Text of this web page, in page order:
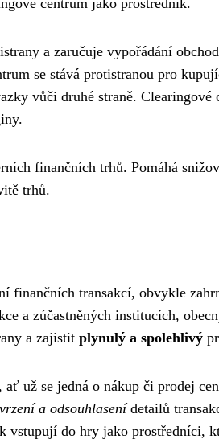
centrum jako prostředník.
a zaručuje vypořádání
se stává protistranou pro
vůči druhé straně. Clearingové
finančních trhů. Pomáhá
trhů.
finančních transakcí, obvykle
a zúčastněných institucích,
a zajistit plynulý a spolehlivý
ať už se jedná o nákup či prodej
a odsouhlasenídetailů
vstupují do hry jako prostředníci,